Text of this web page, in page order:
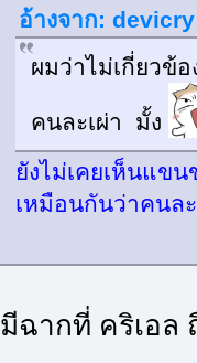
อ้างจาก:
ผมว่าไม่เกี่ยวข้
คนละเผ่า มั้ง
ยังไม่เคยเห็นแข
เหมือนกันว่าคนละ
มีฉากที่ คริเอล